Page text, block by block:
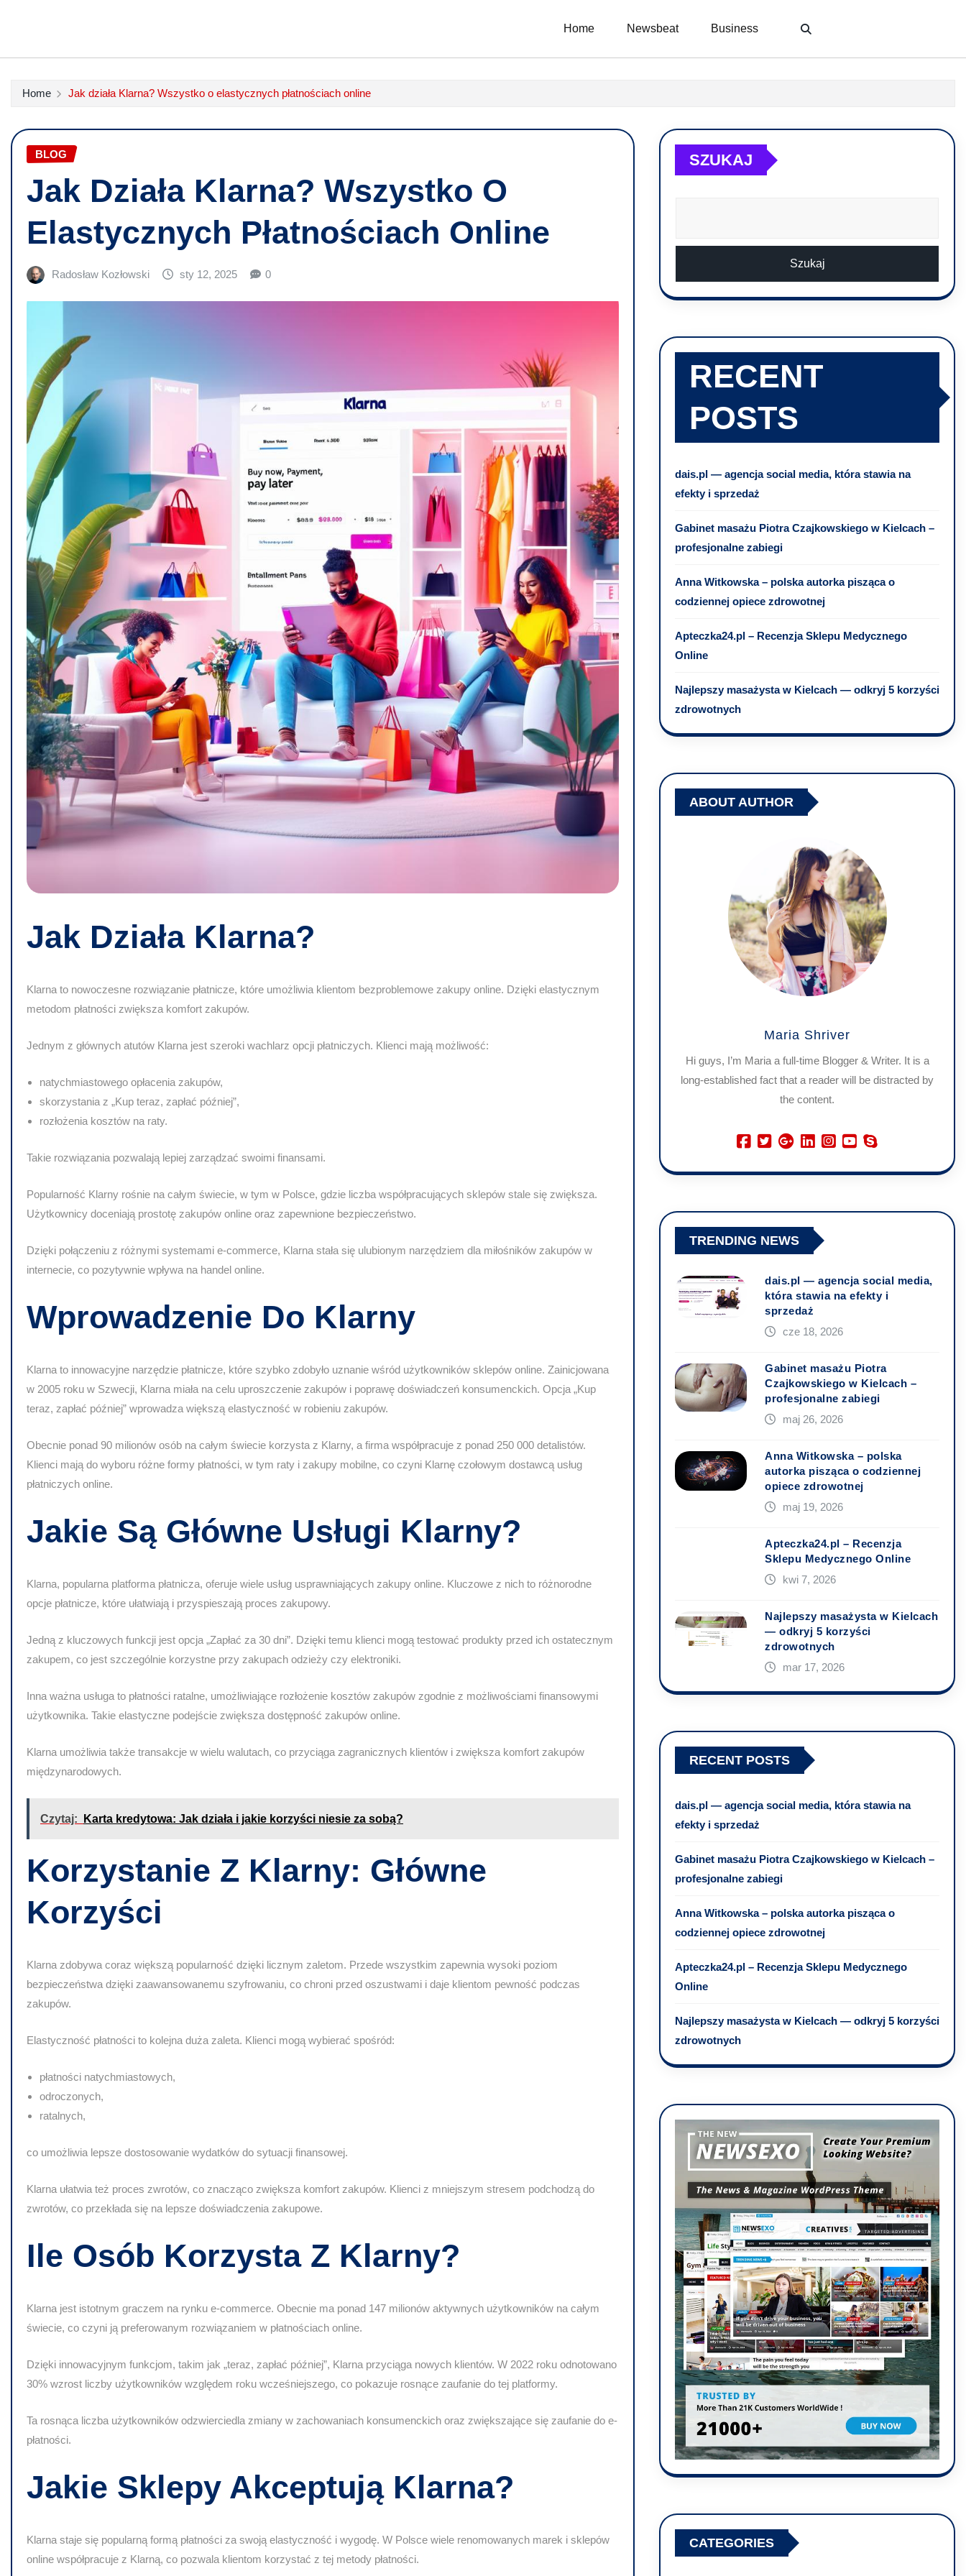
Home Newsbeat Business
Home Jak działa Klarna? Wszystko o elastycznych płatnościach online
BLOG
Jak Działa Klarna? Wszystko O
Elastycznych Płatnościach Online
Radosław Kozłowski sty 12, 2025 0
Jak Działa Klarna?
Klarna to nowoczesne rozwiązanie płatnicze, które umożliwia klientom bezproblemowe zakupy online. Dzięki elastycznym
metodom płatności zwiększa komfort zakupów.
Jednym z głównych atutów Klarna jest szeroki wachlarz opcji płatniczych. Klienci mają możliwość:
natychmiastowego opłacenia zakupów,
skorzystania z „Kup teraz, zapłać później”,
rozłożenia kosztów na raty.
Takie rozwiązania pozwalają lepiej zarządzać swoimi finansami.
Popularność Klarny rośnie na całym świecie, w tym w Polsce, gdzie liczba współpracujących sklepów stale się zwiększa.
Użytkownicy doceniają prostotę zakupów online oraz zapewnione bezpieczeństwo.
Dzięki połączeniu z różnymi systemami e-commerce, Klarna stała się ulubionym narzędziem dla miłośników zakupów w
internecie, co pozytywnie wpływa na handel online.
Wprowadzenie Do Klarny
Klarna to innowacyjne narzędzie płatnicze, które szybko zdobyło uznanie wśród użytkowników sklepów online. Zainicjowana
w 2005 roku w Szwecji, Klarna miała na celu uproszczenie zakupów i poprawę doświadczeń konsumenckich. Opcja „Kup
teraz, zapłać później” wprowadza większą elastyczność w robieniu zakupów.
Obecnie ponad 90 milionów osób na całym świecie korzysta z Klarny, a firma współpracuje z ponad 250 000 detalistów.
Klienci mają do wyboru różne formy płatności, w tym raty i zakupy mobilne, co czyni Klarnę czołowym dostawcą usług
płatniczych online.
Jakie Są Główne Usługi Klarny?
Klarna, popularna platforma płatnicza, oferuje wiele usług usprawniających zakupy online. Kluczowe z nich to różnorodne
opcje płatnicze, które ułatwiają i przyspieszają proces zakupowy.
Jedną z kluczowych funkcji jest opcja „Zapłać za 30 dni”. Dzięki temu klienci mogą testować produkty przed ich ostatecznym
zakupem, co jest szczególnie korzystne przy zakupach odzieży czy elektroniki.
Inna ważna usługa to płatności ratalne, umożliwiające rozłożenie kosztów zakupów zgodnie z możliwościami finansowymi
użytkownika. Takie elastyczne podejście zwiększa dostępność zakupów online.
Klarna umożliwia także transakcje w wielu walutach, co przyciąga zagranicznych klientów i zwiększa komfort zakupów
międzynarodowych.
Czytaj: Karta kredytowa: Jak działa i jakie korzyści niesie za sobą?
Korzystanie Z Klarny: Główne
Korzyści
Klarna zdobywa coraz większą popularność dzięki licznym zaletom. Przede wszystkim zapewnia wysoki poziom
bezpieczeństwa dzięki zaawansowanemu szyfrowaniu, co chroni przed oszustwami i daje klientom pewność podczas
zakupów.
Elastyczność płatności to kolejna duża zaleta. Klienci mogą wybierać spośród:
płatności natychmiastowych,
odroczonych,
ratalnych,
co umożliwia lepsze dostosowanie wydatków do sytuacji finansowej.
Klarna ułatwia też proces zwrotów, co znacząco zwiększa komfort zakupów. Klienci z mniejszym stresem podchodzą do
zwrotów, co przekłada się na lepsze doświadczenia zakupowe.
Ile Osób Korzysta Z Klarny?
Klarna jest istotnym graczem na rynku e-commerce. Obecnie ma ponad 147 milionów aktywnych użytkowników na całym
świecie, co czyni ją preferowanym rozwiązaniem w płatnościach online.
Dzięki innowacyjnym funkcjom, takim jak „teraz, zapłać później”, Klarna przyciąga nowych klientów. W 2022 roku odnotowano
30% wzrost liczby użytkowników względem roku wcześniejszego, co pokazuje rosnące zaufanie do tej platformy.
Ta rosnąca liczba użytkowników odzwierciedla zmiany w zachowaniach konsumenckich oraz zwiększające się zaufanie do e-
płatności.
Jakie Sklepy Akceptują Klarna?
Klarna staje się popularną formą płatności za swoją elastyczność i wygodę. W Polsce wiele renomowanych marek i sklepów
online współpracuje z Klarną, co pozwala klientom korzystać z tej metody płatności.
SZUKAJ
Szukaj
RECENT
POSTS
dais.pl — agencja social media, która stawia na
efekty i sprzedaż
Gabinet masażu Piotra Czajkowskiego w Kielcach –
profesjonalne zabiegi
Anna Witkowska – polska autorka pisząca o
codziennej opiece zdrowotnej
Apteczka24.pl – Recenzja Sklepu Medycznego
Online
Najlepszy masażysta w Kielcach — odkryj 5 korzyści
zdrowotnych
ABOUT AUTHOR
Maria Shriver
Hi guys, I’m Maria a full-time Blogger & Writer. It is a
long-established fact that a reader will be distracted by
the content.
TRENDING NEWS
dais.pl — agencja social media,
która stawia na efekty i
sprzedaż
cze 18, 2026
Gabinet masażu Piotra
Czajkowskiego w Kielcach –
profesjonalne zabiegi
maj 26, 2026
Anna Witkowska – polska
autorka pisząca o codziennej
opiece zdrowotnej
maj 19, 2026
Apteczka24.pl – Recenzja
Sklepu Medycznego Online
kwi 7, 2026
Najlepszy masażysta w Kielcach
— odkryj 5 korzyści
zdrowotnych
mar 17, 2026
RECENT POSTS
dais.pl — agencja social media, która stawia na
efekty i sprzedaż
Gabinet masażu Piotra Czajkowskiego w Kielcach –
profesjonalne zabiegi
Anna Witkowska – polska autorka pisząca o
codziennej opiece zdrowotnej
Apteczka24.pl – Recenzja Sklepu Medycznego
Online
Najlepszy masażysta w Kielcach — odkryj 5 korzyści
zdrowotnych
CATEGORIES